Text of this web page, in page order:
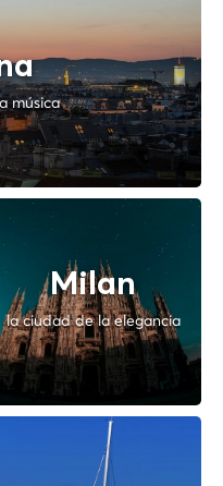
música
Milan
la ciudad de la elegancia